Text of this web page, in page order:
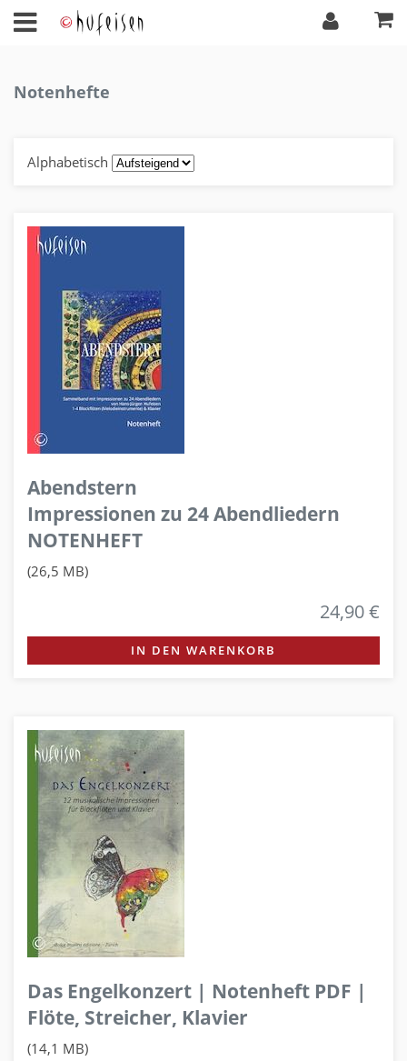
Notenhefte
Alphabetisch
Abendstern
Impressionen zu 24 Abendliedern
NOTENHEFT
(26,5 MB)
24,90 €
IN DEN WARENKORB
Das Engelkonzert | Notenheft PDF |
Flöte, Streicher, Klavier
(14,1 MB)